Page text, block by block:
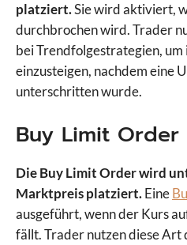
platziert.Sie wird aktiviert,
durchbrochen wird. Trader
bei Trendfolgestrategien,
einzusteigen, nachdem eine
unterschritten wurde.
Buy Limit Order
Die Buy Limit Order wird
Marktpreis platziert.Eine
ausgeführt, wenn der Kurs
fällt. Trader nutzen diese